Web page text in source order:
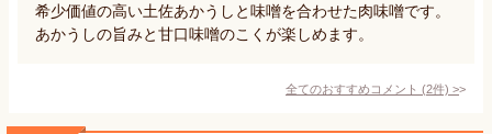
希少価値の高い土佐あかうしと味噌を合わせた肉味噌です。
あかうしの旨みと甘口味噌のこくが楽しめます。
全てのおすすめコメント (2件) >